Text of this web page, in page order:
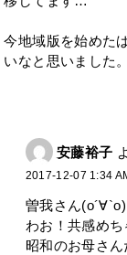
今地域版を始めた
いなと思いました。
安藤裕子
2017-12-07 1:34
曽我さん(о´∀`о)
わお！共感めち
昭和のお母さ